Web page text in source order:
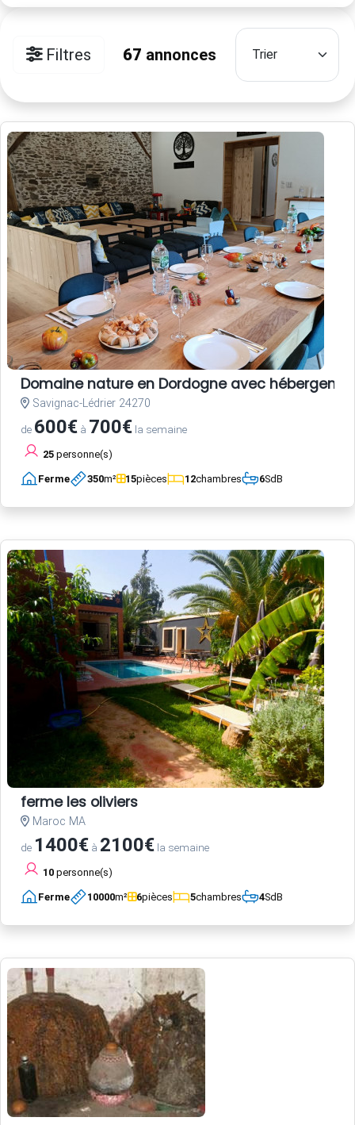
Filtres 67 annonces
Domaine nature en Dordogne avec
Savignac-Lédrier 24270
de 600€ à 700€ la semaine
25 personne(s)
Ferme 350m² 15pièces 12chambres 6SdB
ferme les oliviers
Maroc MA
de 1400€ à 2100€ la semaine
10 personne(s)
Ferme 10000m² 6pièces 5chambres 4SdB